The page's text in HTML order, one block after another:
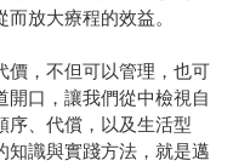
放大療程的效益。
價，不但可以管理，也可
開口，讓我們從中檢視自
序、代償，以及生活型
知識與實踐方法，就是邁